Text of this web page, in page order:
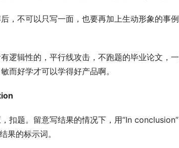
，不可以只写一面，也要再加上生动形象的事
逻辑性的，平行线攻击，不跑题的毕业论文，
而好学才可以学得好产品啊。
扣题。留意写结果的情况下，用“In conclusion”
果的标示词。